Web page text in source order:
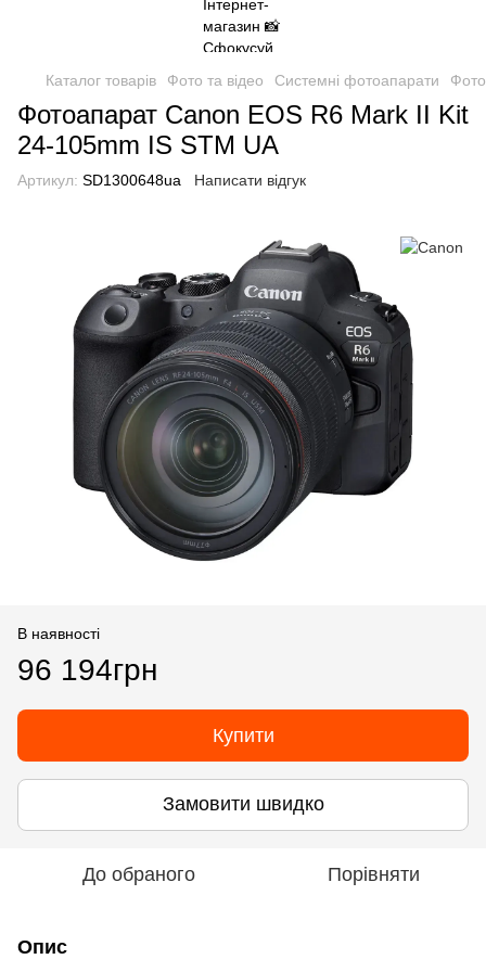
Каталог товарів Фото та відео Системні фотоапарати
Фотоапарат Canon EOS R6 Mark II Kit
24-105mm IS STM UA
Артикул: SD1300648ua Написати відгук
В наявності
96 194грн
Купити
Замовити швидко
До обраного Порівняти
Опис